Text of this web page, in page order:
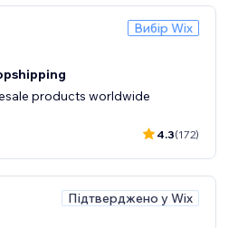
Вибір Wix
products worldwide
4.3(172)
Підтверджено у Wix